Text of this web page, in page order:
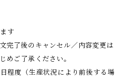
す
完了後のキャンセル／内容変更は
めご了承ください。
程度（生産状況により前後する場